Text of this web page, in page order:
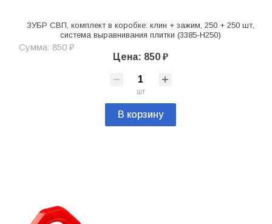
ЗУБР СВП, комплект в коробке: клин + зажим, 250 + 250 шт,
система выравнивания плитки (3385-H250)
Сумма: 850 ₽
Цена: 850 ₽
шт
В корзину